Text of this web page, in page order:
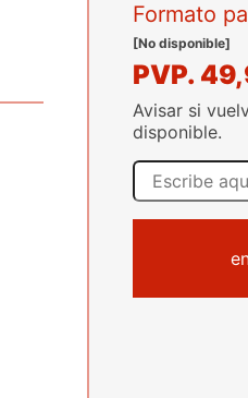
Formato
[No disponible]
PVP.
Avisar si
disponible.